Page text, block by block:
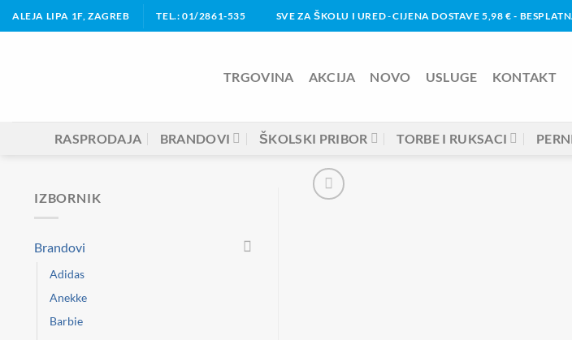
Skip
to
ALEJA LIPA 1F, ZAGREB TEL.: 01/2861-535 SVE ZA ŠKOLU I URED-CIJENA DOSTAVE 5,98 € -
TRGOVINA AKCIJA NOVO USLUGE KONTAKT
RASPRODAJA BRANDOVI ŠKOLSKI PRIBOR TORBE I RUKSACI
IZBORNIK
Brandovi
Adidas
Anekke
Barbie